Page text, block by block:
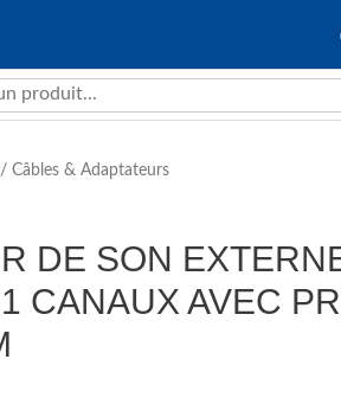
Câbles & Adaptateurs
DE SON
CANAUX AVEC